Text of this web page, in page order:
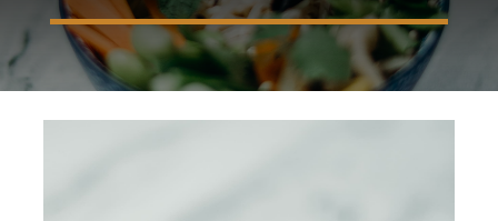
DINING & EVENTS